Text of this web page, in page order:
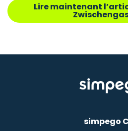
Lire maintenant
simpego